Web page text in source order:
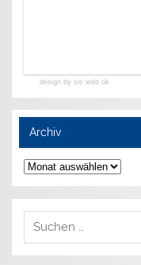
design by siti web ok
Archiv
Archiv